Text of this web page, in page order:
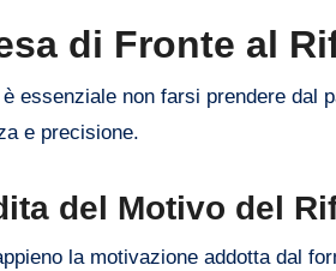
di Fronte al
essenziale non farsi prendere
e precisione.
del Motivo del
la motivazione addotta dal